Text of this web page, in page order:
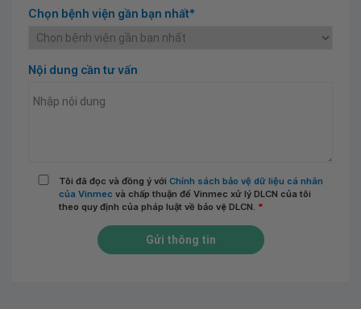
Chọn bệnh viện gần bạn nhất*
Nội dung cần tư vấn
Tôi đã đọc và đồng ý với Chính sách bảo vệ dữ liệu cá nhân
của Vinmec và chấp thuận để Vinmec xử lý DLCN của tôi
theo quy định của pháp luật về bảo vệ DLCN. *
Gửi thông tin